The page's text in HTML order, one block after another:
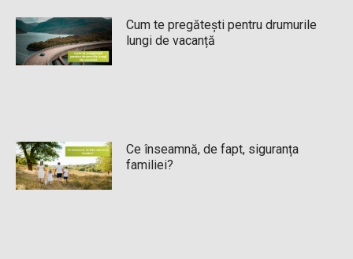
Cum te pregătești pentru drumurile
lungi de vacanță
Ce înseamnă, de fapt, siguranța
familiei?